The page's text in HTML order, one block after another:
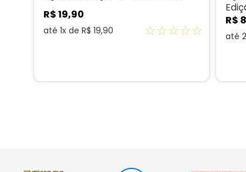
R$19,90
até 1x de R$ 19,90 ☆☆☆☆☆
R$
até 2